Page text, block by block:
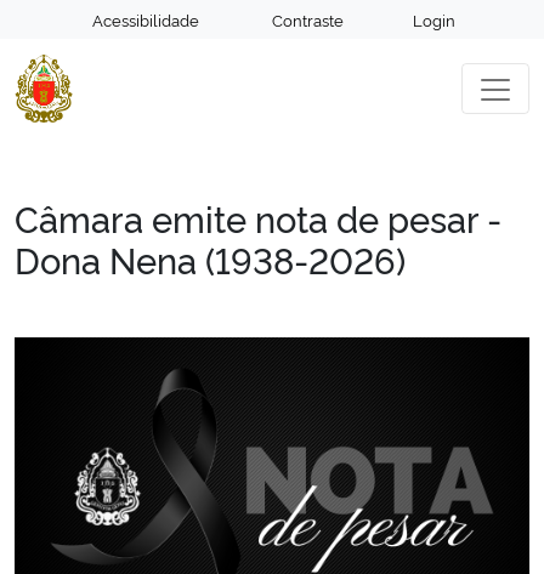
Acessibilidade Contraste Login
Câmara emite nota de pesar -
Dona Nena (1938-2026)